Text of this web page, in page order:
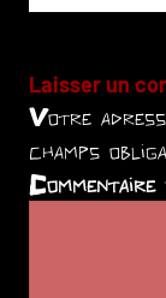
Laisser un
Votre
champs
Commentaire